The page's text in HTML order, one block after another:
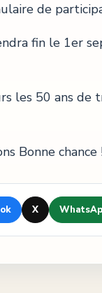
de
fin le 1er
les 50 ans de
Bonne chance
X